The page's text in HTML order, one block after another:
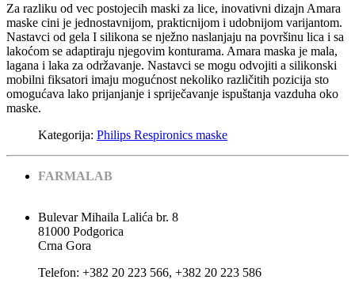
Za razliku od vec postojecih maski za lice, inovativni dizajn Amara
maske cini je jednostavnijom, prakticnijom i udobnijom varijantom.
Nastavci od gela I silikona se nježno naslanjaju na površinu lica i sa
lakoćom se adaptiraju njegovim konturama. Amara maska je mala,
lagana i laka za održavanje. Nastavci se mogu odvojiti a silikonski
mobilni fiksatori imaju mogućnost nekoliko različitih pozicija sto
omogućava lako prijanjanje i spriječavanje ispuštanja vazduha oko
maske.
Kategorija: Philips Respironics maske
FARMALAB
Bulevar Mihaila Lalića br. 8
81000 Podgorica
Crna Gora
Теlеfоn: +382 20 223 566, +382 20 223 586